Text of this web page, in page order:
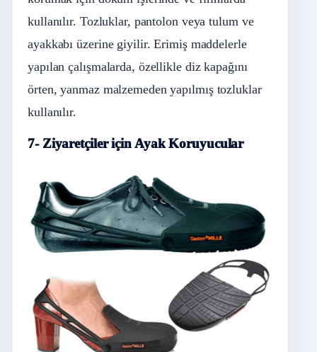
kullanılır. Tozluklar, pantolon veya tulum ve
ayakkabı üzerine giyilir. Erimiş maddelerle
yapılan çalışmalarda, özellikle diz kapağını
örten, yanmaz malzemeden yapılmış tozluklar
kullanılır.
7- Ziyaretçiler için Ayak Koruyucular